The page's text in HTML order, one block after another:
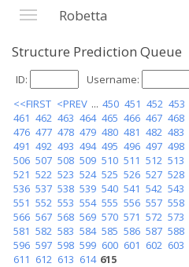
Robetta
Structure Prediction Queue
ID: Username:
<<FIRST <PREV ... 450 451 452 453
461 462 463 464 465 466 467 468
476 477 478 479 480 481 482 483
491 492 493 494 495 496 497 498
506 507 508 509 510 511 512 513
521 522 523 524 525 526 527 528
536 537 538 539 540 541 542 543
551 552 553 554 555 556 557 558
566 567 568 569 570 571 572 573
581 582 583 584 585 586 587 588
596 597 598 599 600 601 602 603
611 612 613 614 615